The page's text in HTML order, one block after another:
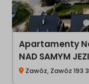
Apartamenty
NAD SAMYM
Zawóz, Zawóz 193